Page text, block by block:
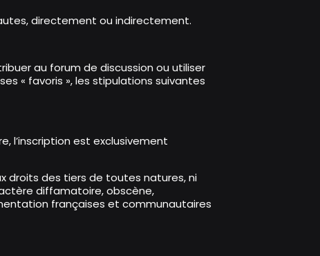
directement ou indirectement.
au forum de discussion ou utiliser
« favoris », les stipulations suivantes
l’inscription est exclusivement
droits des tiers de toutes natures, ni
diffamatoire, obscène,
françaises et communautaires